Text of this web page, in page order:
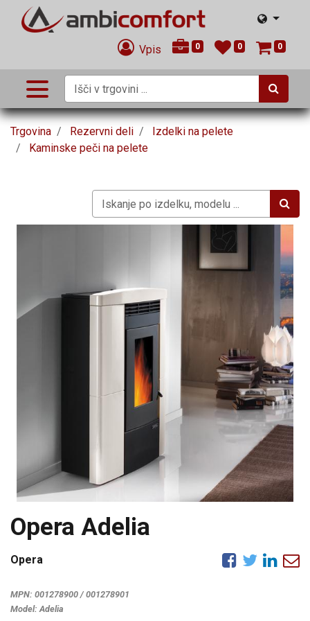
Vpis 0 0 0
Trgovina Rezervni deli
Izdelki na pelete
Kaminske peči na pelete
Opera Adelia
Opera
MPN: 001278900 / 001278901
Model: Adelia